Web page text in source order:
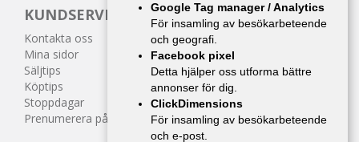
KUNDSERVICE
Kontakta oss
Mina sidor
Säljtips
Köptips
Stoppdagar
Prenumerera på tidningen
Google Tag manager / Analytics
För insamling av besökarbeteende
och geografi.
Facebook pixel
Detta hjälper oss utforma bättre
annonser för dig.
ClickDimensions
För insamling av besökarbeteende
och e-post.